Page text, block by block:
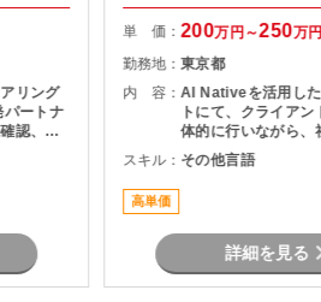
リング
パートナ
認、各
時の影
および
調整
単 価：200万円～250万円
勤務地：東京都
内 容：AI Nativeを活用し
トにて、クライア
体的に行いながら、
をリードし、論点設
を通じてタスクや意
スキル： その他言語
高単価
詳細を見る